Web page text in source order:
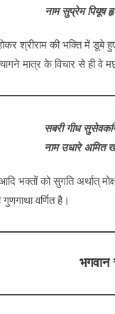
नाम सुप्रेम पियूष
श्रीराम की भक्ति में
मात्र के विचार से ही वे
सबरी गीध
नाम उधारे अमित
भक्तों को सुगति अर्थात्
वर्णित है।
भगवान